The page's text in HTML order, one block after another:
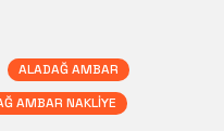
ALADAĞ AMBAR
AMBAR NAKLIYE